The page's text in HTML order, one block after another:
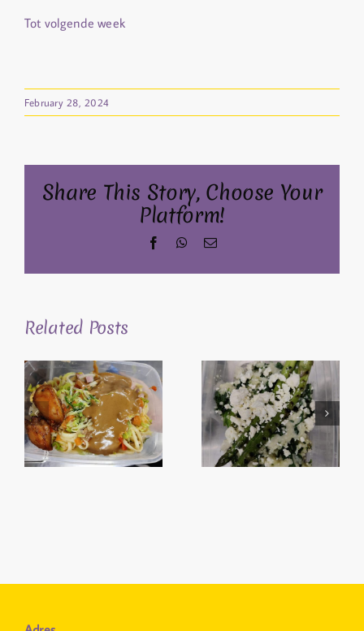
Tot volgende week
February 28, 2024
Share This Story, Choose Your
Platform!
FacebookWhatsApp
Email
Related Posts